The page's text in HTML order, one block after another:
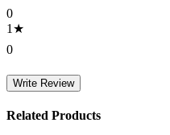
0
1★
0
Write Review
Related Products